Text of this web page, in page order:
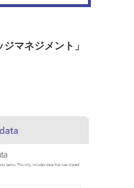
マネジメント」